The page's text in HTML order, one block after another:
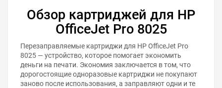
Обзор картриджей для HP
OfficeJet Pro 8025
Перезаправляемые картриджи для HP OfficeJet Pro
8025 — устройство, которое помогает экономить
деньги на печати. Экономия заключается в том, что
дорогостоящие одноразовые картриджи не покупают
заново после использования, а заправляют одни и те